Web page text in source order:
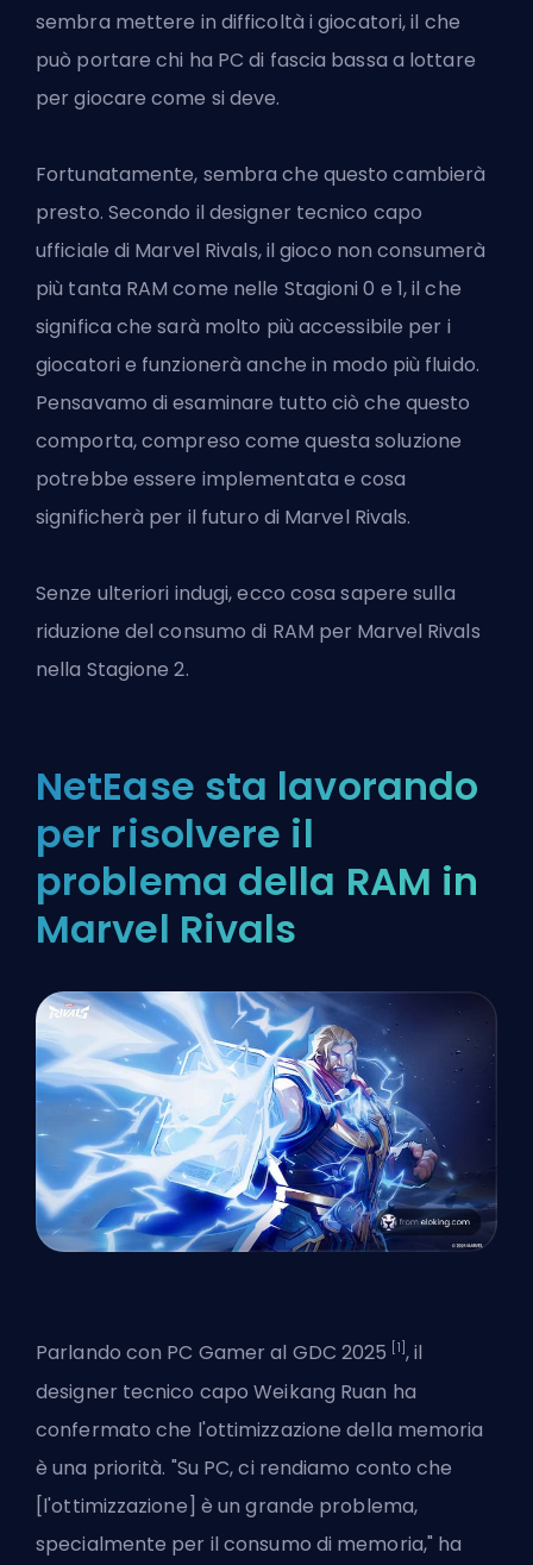
sembra mettere in difficoltà i giocatori, il che
può portare chi ha PC di fascia bassa a lottare
per giocare come si deve.
Fortunatamente, sembra che questo cambierà
presto. Secondo il designer tecnico capo
ufficiale di Marvel Rivals, il gioco non consumerà
più tanta RAM come nelle Stagioni 0 e 1, il che
significa che sarà molto più accessibile per i
giocatori e funzionerà anche in modo più fluido.
Pensavamo di esaminare tutto ciò che questo
comporta, compreso come questa soluzione
potrebbe essere implementata e cosa
significherà per il futuro di Marvel Rivals.
Senze ulteriori indugi, ecco cosa sapere sulla
riduzione del consumo di RAM per Marvel Rivals
nella Stagione 2.
NetEase sta lavorando
per risolvere il
problema della RAM in
Marvel Rivals
Parlando con PC Gamer al GDC 2025 [1] , il
designer tecnico capo Weikang Ruan ha
confermato che l'ottimizzazione della memoria
è una priorità. "Su PC, ci rendiamo conto che
[l'ottimizzazione] è un grande problema,
specialmente per il consumo di memoria," ha